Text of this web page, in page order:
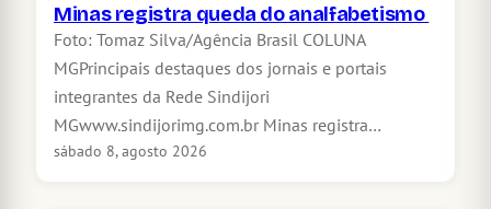
Minas registra queda do analfabetismo
Foto: Tomaz Silva/Agência Brasil COLUNA
MGPrincipais destaques dos jornais e portais
integrantes da Rede Sindijori
MGwww.sindijorimg.com.br Minas registra…
sábado 8, agosto 2026